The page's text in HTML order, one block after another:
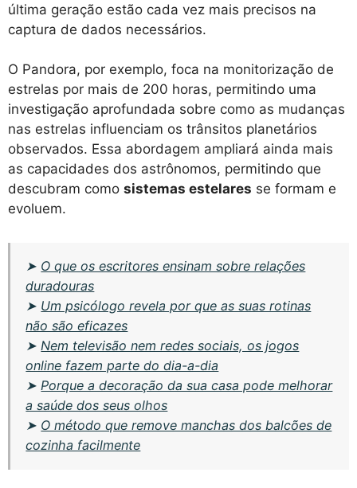
última geração estão cada vez mais precisos na
captura de dados necessários.
O Pandora, por exemplo, foca na monitorização de
estrelas por mais de 200 horas, permitindo uma
investigação aprofundada sobre como as mudanças
nas estrelas influenciam os trânsitos planetários
observados. Essa abordagem ampliará ainda mais
as capacidades dos astrônomos, permitindo que
descubram como sistemas estelares se formam e
evoluem.
➤ O que os escritores ensinam sobre relações
duradouras
➤ Um psicólogo revela por que as suas rotinas
não são eficazes
➤Nem televisão nem redes sociais, os jogos
online fazem parte do dia-a-dia
➤Porque a decoração da sua casa pode melhorar
a saúde dos seus olhos
➤ O método que remove manchas dos balcões de
cozinha facilmente